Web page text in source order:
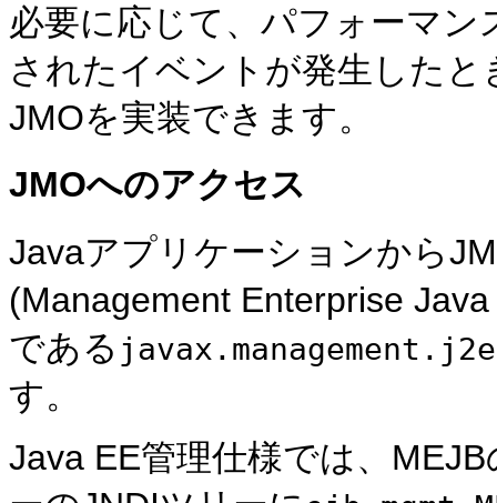
必要に応じて、パフォーマ
されたイベントが発生した
JMOを実装できます。
JMOへのアクセス
Javaアプリケーションから
(Management Enterprise
である
す。
Java EE管理仕様では、